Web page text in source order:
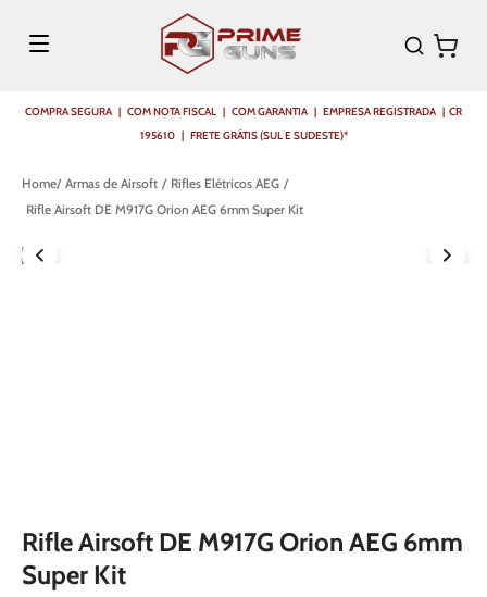
COMPRA SEGURA | COM NOTA FISCAL | COM GARANTIA | EMPRESA REGISTRADA | CR
195610 | FRETE GRÁTIS (SUL E SUDESTE)*
Armas de Airsoft
Rifles Elétricos AEG
Rifle Airsoft DE M917G Orion AEG 6mm Super Kit
Rifle Airsoft DE M917G Orion AEG 6mm
Super Kit